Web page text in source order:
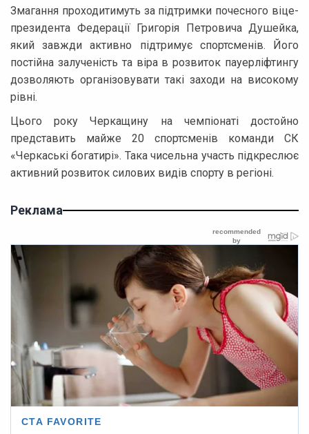
Змагання проходитимуть за підтримки почесного віце-
президента Федерації Григорія Петровича Душейка,
який завжди активно підтримує спортсменів. Його
постійна залученість та віра в розвиток пауерліфтингу
дозволяють організовувати такі заходи на високому
рівні.
Цього року Черкащину на чемпіонаті достойно
представить майже 20 спортсменів команди СК
«Черкаські богатирі». Така чисельна участь підкреслює
активний розвиток силових видів спорту в регіоні.
Реклама